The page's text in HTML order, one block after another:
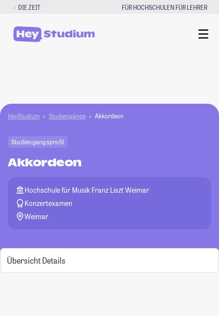
Zum
springen
DIE ZEIT FÜR HOCHSCHULEN|FÜR LEHRER
HeyStudium Studiengänge Akkordeon
Studiengangsprofil
Akkordeon
Hochschule für Musik Franz Liszt Weimar
Konzertexamen
Weimar
Übersicht Details